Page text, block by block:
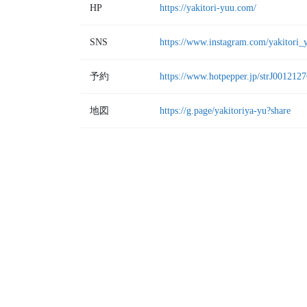
HP https://yakitori-yuu.com/
SNS https://www.instagram.com/
予約 https://www.hotpepper.jp/
地図 https://g.page/yakitoriya-yu?share